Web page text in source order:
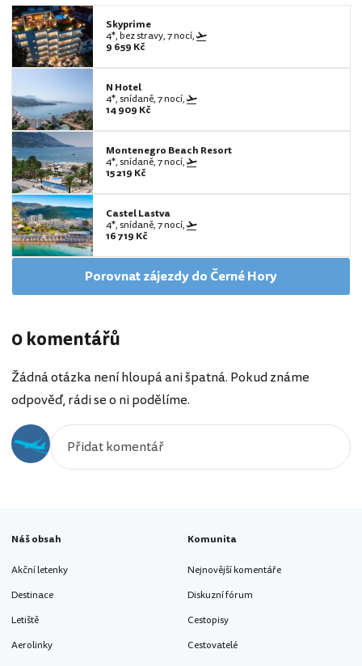
Skyprime
4*, bez stravy, 7 nocí,
9 659 Kč
N Hotel
4*, snídaně, 7 nocí,
14 909 Kč
Montenegro Beach Resort
4*, snídaně, 7 nocí,
15 219 Kč
Castel Lastva
4*, snídaně, 7 nocí,
16 719 Kč
Porovnat zájezdy do Černé Hory
0 komentářů
Žádná otázka není hloupá ani špatná. Pokud známe
odpověď, rádi se o ni podělíme.
Náš obsah
Akční letenky
Destinace
Letiště
Aerolinky
Komunita
Nejnovější komentáře
Diskuzní fórum
Cestopisy
Cestovatelé